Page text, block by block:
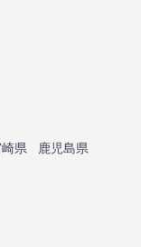
県
鹿児島県